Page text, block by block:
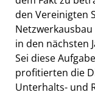
den Vereinigten
in den nächsten
Sei diese
profitierten die
Unterhalts- und